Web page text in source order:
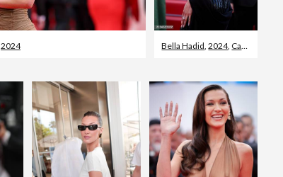
2024 Bella Hadid,2024, Cannes